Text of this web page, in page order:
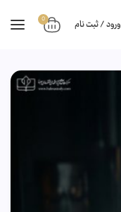
ورود / ثبت نام 0